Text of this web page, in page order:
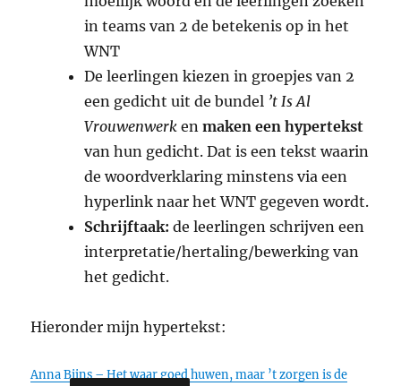
in teams van 2 de betekenis op in het
WNT
De leerlingen kiezen in groepjes van 2
een gedicht uit de bundel ’t Is Al
Vrouwenwerk enmaken een hypertekst
van hun gedicht. Dat is een tekst waarin
de woordverklaring minstens via een
hyperlink naar het WNT gegeven wordt.
Schrijftaak: de leerlingen schrijven een
interpretatie/hertaling/bewerking van
het gedicht.
Hieronder mijn hypertekst:
Anna Bijns – Het waar goed huwen, maar ’t zorgen is de